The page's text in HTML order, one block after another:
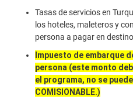
Tasas de servicios en
los hoteles, maleteros y
persona a pagar en destino
Impuesto de embarque
persona (este monto
el programa, no se
COMISIONABLE.)